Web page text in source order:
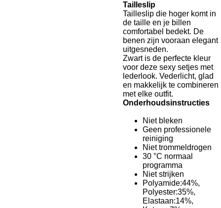
Tailleslip
Tailleslip die hoger komt in
de taille en je billen
comfortabel bedekt. De
benen zijn vooraan elegant
uitgesneden.
Zwart is de perfecte kleur
voor deze sexy setjes met
lederlook. Vederlicht, glad
en makkelijk te combineren
met elke outfit.
Onderhoudsinstructies
Niet bleken
Geen professionele
reiniging
Niet trommeldrogen
30 °C normaal
programma
Niet strijken
Polyamide:44%,
Polyester:35%,
Elastaan:14%,